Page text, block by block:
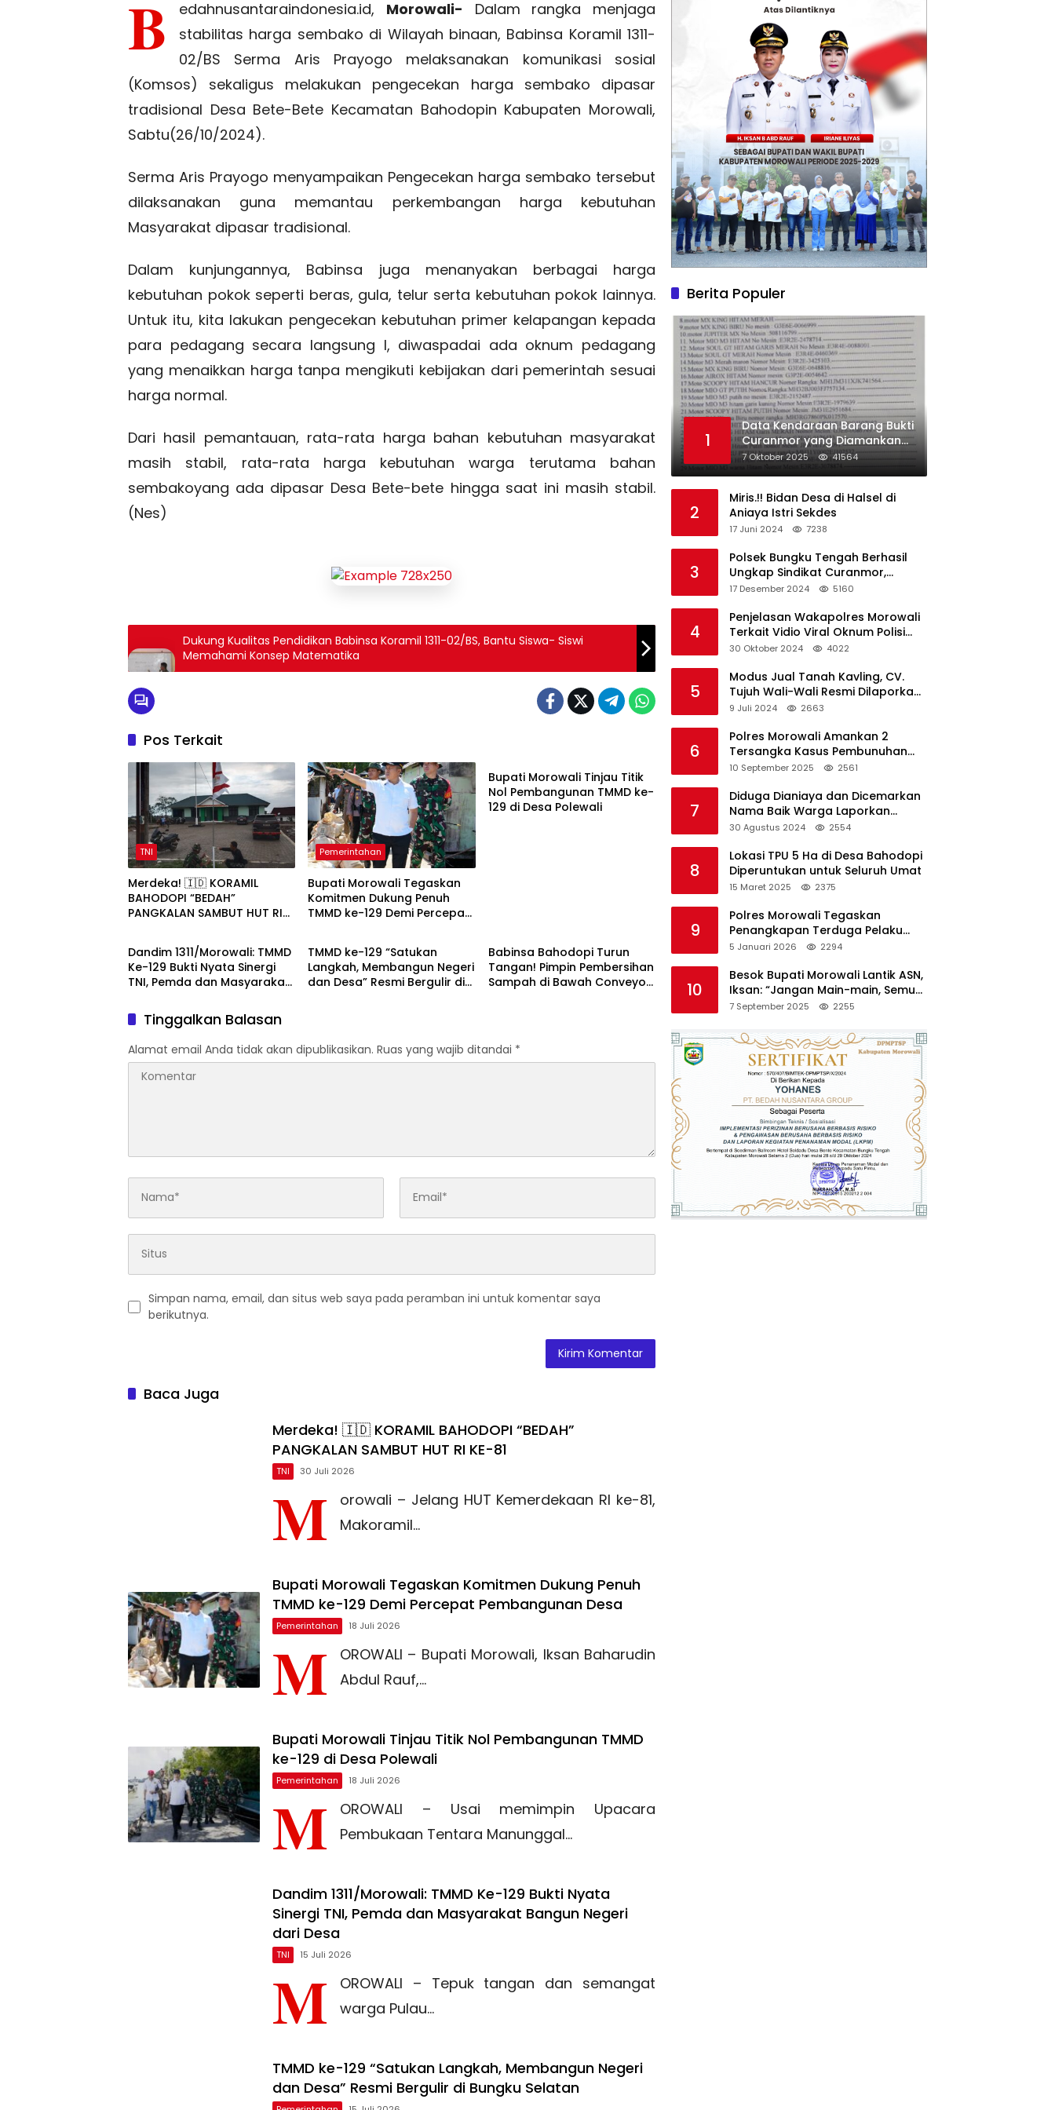
B edahnusantaraindonesia.id, Morowali- Dalam rangka menjaga
stabilitas harga sembako di Wilayah binaan, Babinsa Koramil 1311-
02/BS Serma Aris Prayogo melaksanakan komunikasi sosial
(Komsos) sekaligus melakukan pengecekan harga sembako dipasar
tradisional Desa Bete-Bete Kecamatan Bahodopin Kabupaten Morowali,
Sabtu(26/10/2024).
Serma Aris Prayogo menyampaikan Pengecekan harga sembako tersebut
dilaksanakan guna memantau perkembangan harga kebutuhan
Masyarakat dipasar tradisional.
Dalam kunjungannya, Babinsa juga menanyakan berbagai harga
kebutuhan pokok seperti beras, gula, telur serta kebutuhan pokok lainnya.
Untuk itu, kita lakukan pengecekan kebutuhan primer kelapangan kepada
para pedagang secara langsung l, diwaspadai ada oknum pedagang
yang menaikkan harga tanpa mengikuti kebijakan dari pemerintah sesuai
harga normal.
Dari hasil pemantauan, rata-rata harga bahan kebutuhan masyarakat
masih stabil, rata-rata harga kebutuhan warga terutama bahan
sembakoyang ada dipasar Desa Bete-bete hingga saat ini masih stabil.
(Nes)
Dukung Kualitas Pendidikan Babinsa Koramil 1311-02/BS, Bantu Siswa- Siswi
Memahami Konsep Matematika
Pos Terkait
TNI
Merdeka! 🇮🇩 KORAMIL
BAHODOPI “BEDAH”
PANGKALAN SAMBUT HUT RI
Pemerintahan
Bupati Morowali Tegaskan
Komitmen Dukung Penuh
TMMD ke-129 Demi Percepat
Bupati Morowali Tinjau Titik
Nol Pembangunan TMMD ke-
129 di Desa Polewali
TNI
Dandim 1311/Morowali: TMMD
Ke-129 Bukti Nyata Sinergi
TNI, Pemda dan Masyarakat
Pemerintahan
TMMD ke-129 “Satukan
Langkah, Membangun Negeri
dan Desa” Resmi Bergulir di
Babinsa Bahodopi Turun
Tangan! Pimpin Pembersihan
Sampah di Bawah Conveyor
Tinggalkan Balasan
Alamat email Anda tidak akan dipublikasikan. Ruas yang wajib ditandai *
Simpan nama, email, dan situs web saya pada peramban ini untuk komentar saya
berikutnya.
Baca Juga
Merdeka! 🇮🇩 KORAMIL BAHODOPI “BEDAH”
PANGKALAN SAMBUT HUT RI KE-81
TNI 30 Juli 2026
M
orowali – Jelang HUT Kemerdekaan RI ke-81,
Makoramil…
Bupati Morowali Tegaskan Komitmen Dukung Penuh
TMMD ke-129 Demi Percepat Pembangunan Desa
Pemerintahan 18 Juli 2026
M
OROWALI – Bupati Morowali, Iksan Baharudin
Abdul Rauf,…
Bupati Morowali Tinjau Titik Nol Pembangunan TMMD
ke-129 di Desa Polewali
Pemerintahan 18 Juli 2026
M
OROWALI – Usai memimpin Upacara
Pembukaan Tentara Manunggal…
Dandim 1311/Morowali: TMMD Ke-129 Bukti Nyata
Sinergi TNI, Pemda dan Masyarakat Bangun Negeri
dari Desa
TNI 15 Juli 2026
M
OROWALI – Tepuk tangan dan semangat
warga Pulau…
TMMD ke-129 “Satukan Langkah, Membangun Negeri
dan Desa” Resmi Bergulir di Bungku Selatan
Berita Populer
1
Data Kendaraan Barang Bukti
Curanmor yang Diamankan
oleh Polres Morowali
7 Oktober 2025 41564
2
Miris.!! Bidan Desa di Halsel di
Aniaya Istri Sekdes
17 Juni 2024 7238
3
Polsek Bungku Tengah Berhasil
Ungkap Sindikat Curanmor,
Terduga Pelaku Akui Beraksi di 7
17 Desember 2024 5160
4
Penjelasan Wakapolres Morowali
Terkait Vidio Viral Oknum Polisi
Dikerumuni Warga Bahodopi
30 Oktober 2024 4022
5
Modus Jual Tanah Kavling, CV.
Tujuh Wali-Wali Resmi Dilaporkan
di Polres Kendari
9 Juli 2024 2663
6
Polres Morowali Amankan 2
Tersangka Kasus Pembunuhan
WNA di Desa Topogaro
10 September 2025 2561
7
Diduga Dianiaya dan Dicemarkan
Nama Baik Warga Laporkan
Oknum Kades dan Oknum Polisi
30 Agustus 2024 2554
8
Lokasi TPU 5 Ha di Desa Bahodopi
Diperuntukan untuk Seluruh Umat
15 Maret 2025 2375
9
Polres Morowali Tegaskan
Penangkapan Terduga Pelaku
Pembakaran Kantor PT RCP Sesuai
5 Januari 2026 2294
10
Besok Bupati Morowali Lantik ASN,
Iksan: “Jangan Main-main, Semua
Saya Pantau”
7 September 2025 2255